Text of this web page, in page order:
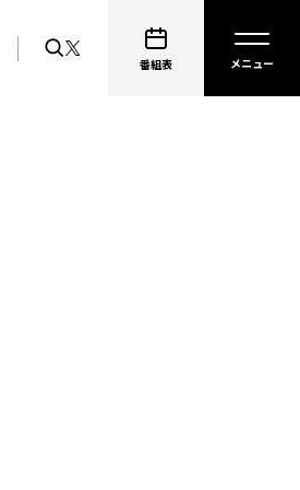
番組表